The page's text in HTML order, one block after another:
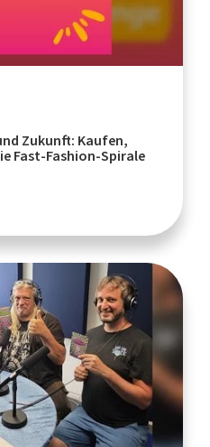
Zukunft: Kaufen,
Fast-Fashion-Spirale